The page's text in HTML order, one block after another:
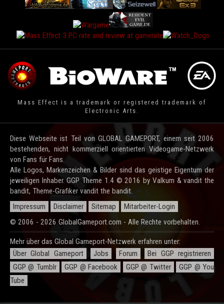
Mass Effect is a trademark or registered trademark of
Electronic Arts.
Diese Webseite ist Teil von GLOBAL GAMEPORT, einem seit 2006
bestehenden, nicht kommerziell orientierten Videogame-Netzwerk
von Fans für Fans.
Alle Logos, Markenzeichen & Bilder sind das geistige Eigentum der
jeweiligen Inhaber. GGP Theme 1.4 © 2016 by Valkum & vandit the
bandit, Theme-Grafiker vandit the bandit.
Impressum
Disclaimer Sitemap
Mitarbeiter-Login
© 2006 - 2026 GlobalGameport.com - Alle Rechte vorbehalten.
Mehr über das Global Gameport-Netzwerk erfahren unter:
Über Global Gameport
Jobs Forum
Bei GGP registrieren
GGP @ Tumblr
GGP @ Facebook GGP @ Twitter
GGP @ You
Tube